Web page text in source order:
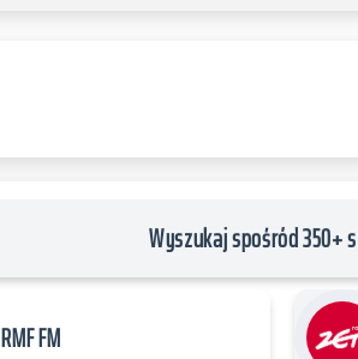
Wyszukaj spośród 350+
RMF FM